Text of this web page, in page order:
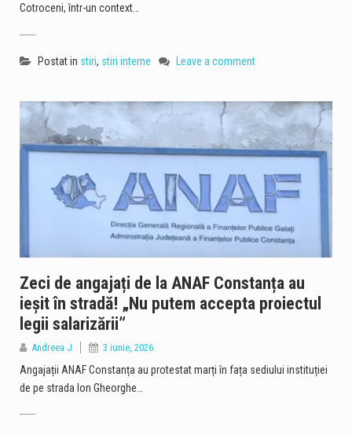
Cotroceni, într-un context…
Postat in stiri, stiri interne Leave a comment
Zeci de angajați de la ANAF Constanța au
ieșit în stradă! „Nu putem accepta proiectul
legii salarizării”
Andreea J 3 iunie, 2026
Angajații ANAF Constanța au protestat marți în fața sediului instituției
de pe strada Ion Gheorghe…